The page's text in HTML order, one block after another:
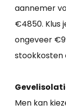
aannemer
€4850. Klus
ongeveer
Men kan